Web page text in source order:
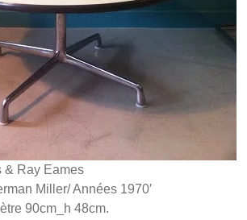
& Ray Eames
Miller/ Années 1970′
90cm_h 48cm.